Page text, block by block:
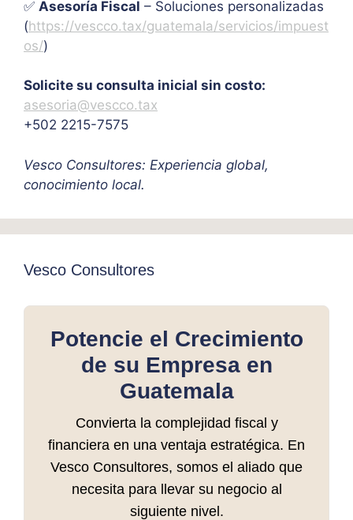
✅ Asesoría Fiscal – Soluciones personalizadas
(https://vescco.tax/guatemala/servicios/impuest
os/)
Solicite su consulta inicial sin costo:
asesoria@vescco.tax
+502 2215-7575
Vesco Consultores: Experiencia global,
conocimiento local.
Vesco Consultores
Potencie el Crecimiento
de su Empresa en
Guatemala
Convierta la complejidad fiscal y
financiera en una ventaja estratégica. En
Vesco Consultores, somos el aliado que
necesita para llevar su negocio al
siguiente nivel.